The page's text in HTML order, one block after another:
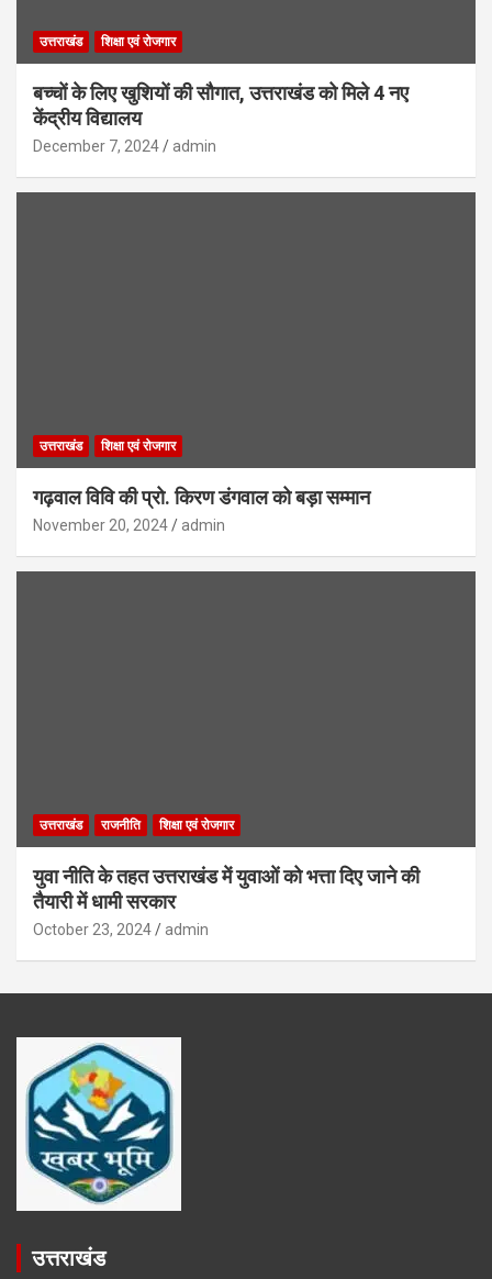
उत्तराखंड शिक्षा एवं रोजगार
बच्चों के लिए खुशियों की सौगात, उत्तराखंड को मिले 4 नए
केंद्रीय विद्यालय
December 7, 2024 admin
उत्तराखंड शिक्षा एवं रोजगार
गढ़वाल विवि की प्रो. किरण डंगवाल को बड़ा सम्मान
November 20, 2024 admin
उत्तराखंड राजनीति शिक्षा एवं रोजगार
युवा नीति के तहत उत्तराखंड में युवाओं को भत्ता दिए जाने की
तैयारी में धामी सरकार
October 23, 2024 admin
उत्तराखंड